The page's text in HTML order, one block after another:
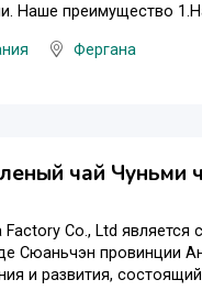
Наше преимущество
Фергана
чай Чуньми
Factory Co., Ltd
Сюаньчэн провинции
и развития, состоящий